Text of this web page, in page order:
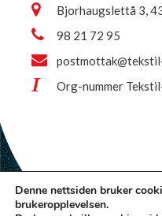
Bjorhaugslettå 3,
98 21 72 95
Org-nummer
Denne nettsiden bruker
brukeropplevelsen.